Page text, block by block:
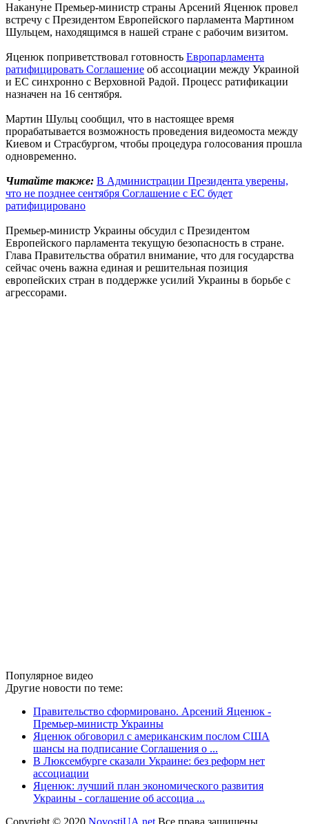
Накануне Премьер-министр страны Арсений Яценюк провел
встречу с Президентом Европейского парламента Мартином
Шульцем, находящимся в нашей стране с рабочим визитом.
Яценюк поприветствовал готовность Европарламента
ратифицировать Соглашение об ассоциации между Украиной
и ЕС синхронно с Верховной Радой. Процесс ратификации
назначен на 16 сентября.
Мартин Шульц сообщил, что в настоящее время
прорабатывается возможность проведения видеомоста между
Киевом и Страсбургом, чтобы процедура голосования прошла
одновременно.
Читайте также: В Администрации Президента уверены,
что не позднее сентября Соглашение с ЕС будет
ратифицировано
Премьер-министр Украины обсудил с Президентом
Европейского парламента текущую безопасность в стране.
Глава Правительства обратил внимание, что для государства
сейчас очень важна единая и решительная позиция
европейских стран в поддержке усилий Украины в борьбе с
агрессорами.
Популярное видео
Другие новости по теме:
Правительство сформировано. Арсений Яценюк -
Премьер-министр Украины
Яценюк обговорил с американским послом США
шансы на подписание Соглашения о ...
В Люксембурге сказали Украине: без реформ нет
ассоциации
Яценюк: лучший план экономического развития
Украины - соглашение об ассоциа ...
Copyright © 2020 NovostiUA.net Все права защищены.